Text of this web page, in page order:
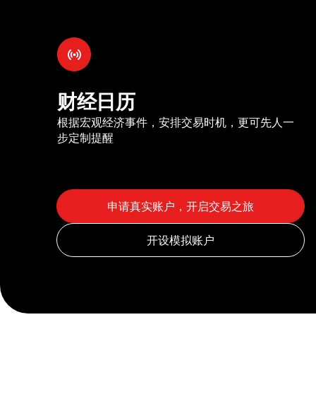
财经日历
根据宏观经济事件，安排交易时机，更可先人一
步定制提醒